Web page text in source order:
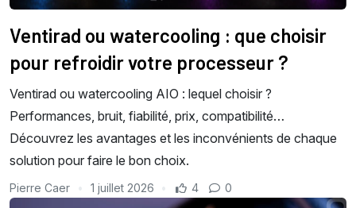
Ventirad ou watercooling : que choisir
pour refroidir votre processeur ?
Ventirad ou watercooling AIO : lequel choisir ?
Performances, bruit, fiabilité, prix, compatibilité…
Découvrez les avantages et les inconvénients de chaque
solution pour faire le bon choix.
Pierre Caer 1 juillet 2026 4 0